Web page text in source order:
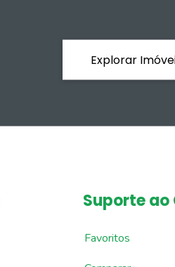
Explorar
Suporte ao
Favoritos